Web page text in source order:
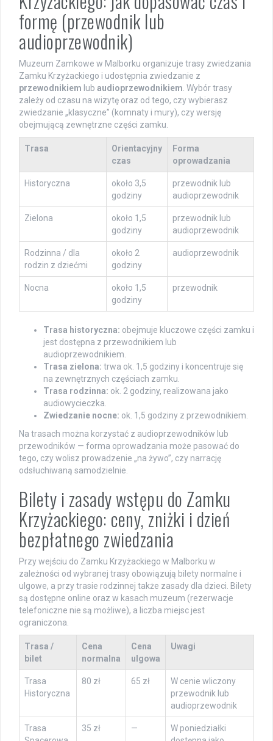
formę (przewodnik lub
audioprzewodnik)
Muzeum Zamkowe w Malborku organizuje trasy zwiedzania
Zamku Krzyżackiego i udostępnia zwiedzanie z
przewodnikiem lub audioprzewodnikiem . Wybór trasy
zależy od czasu na wizytę oraz od tego, czy wybierasz
zwiedzanie „klasyczne” (komnaty i mury), czy wersję
obejmującą zewnętrzne części zamku.
Trasa
Orientacyjny
czas
Forma
oprowadzania
Historyczna
około 3,5
godziny
przewodnik lub
audioprzewodnik
Zielona
około 1,5
godziny
przewodnik lub
audioprzewodnik
Rodzinna / dla
rodzin z dziećmi
około 2
godziny
audioprzewodnik
Nocna
około 1,5
godziny
przewodnik
Trasa historyczna: obejmuje kluczowe części zamku i
jest dostępna z przewodnikiem lub
audioprzewodnikiem.
Trasa zielona: trwa ok. 1,5 godziny i koncentruje się
na zewnętrznych częściach zamku.
Trasa rodzinna: ok. 2 godziny, realizowana jako
audiowycieczka.
Zwiedzanie nocne: ok. 1,5 godziny z przewodnikiem.
Na trasach można korzystać z audioprzewodników lub
przewodników — forma oprowadzania może pasować do
tego, czy wolisz prowadzenie „na żywo”, czy narrację
odsłuchiwaną samodzielnie.
Bilety i zasady wstępu do Zamku
Krzyżackiego: ceny, zniżki i dzień
bezpłatnego zwiedzania
Przy wejściu do Zamku Krzyżackiego w Malborku w
zależności od wybranej trasy obowiązują bilety normalne i
ulgowe, a przy trasie rodzinnej także zasady dla dzieci. Bilety
są dostępne online oraz w kasach muzeum (rezerwacje
telefoniczne nie są możliwe), a liczba miejsc jest
ograniczona.
Trasa /
bilet
Cena
normalna
Cena
ulgowa
Uwagi
Trasa
Historyczna
80 zł 65 zł
W cenie wliczony
przewodnik lub
audioprzewodnik
Trasa
35 zł —
W poniedziałki